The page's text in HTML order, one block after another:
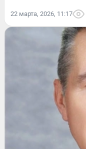
22 марта, 2026, 11:17